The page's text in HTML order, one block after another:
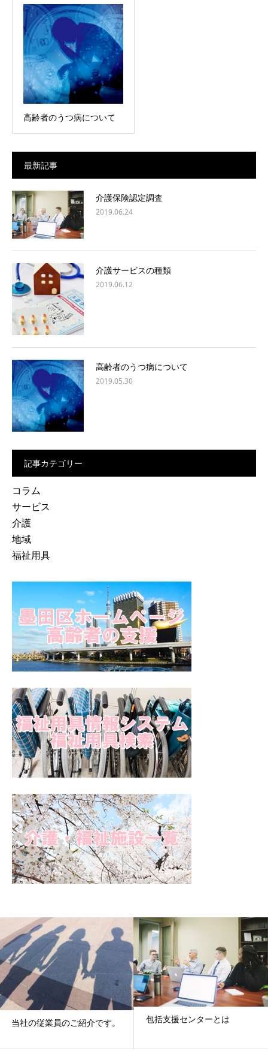
高齢者のうつ病について
最新記事
介護保険認定調査
2019.06.24
介護サービスの種類
2019.06.12
高齢者のうつ病について
2019.05.30
記事カテゴリー
コラム
サービス
介護
地域
福祉用具
当社の従業員のご紹介です。 包括支援センターとは